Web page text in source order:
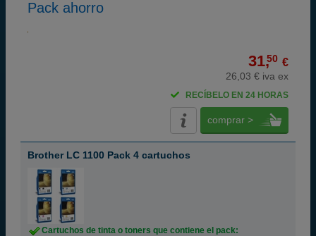
Pack ahorro
31,50 €
26,03 € iva ex
RECÍBELO EN 24 HORAS
comprar >
Brother LC 1100 Pack 4 cartuchos
Cartuchos de tinta o toners que contiene el pack: